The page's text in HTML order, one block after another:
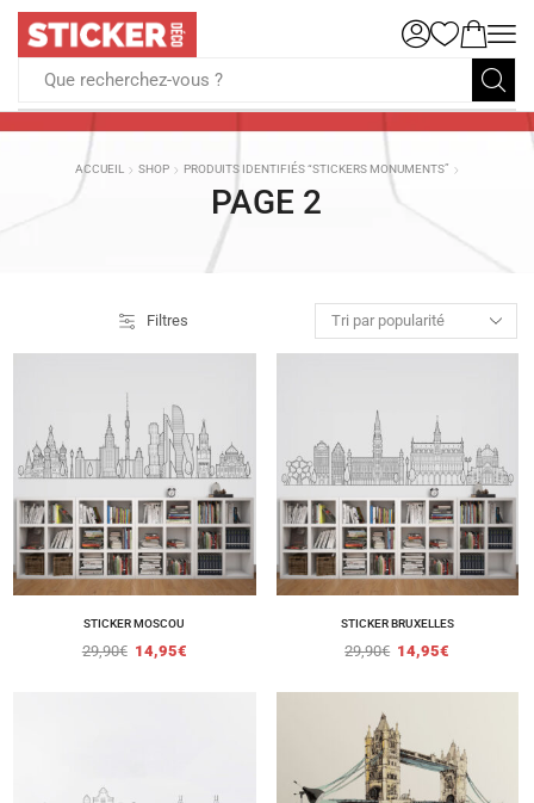
Que recherchez-vous ?
ACCUEIL SHOP PRODUITS IDENTIFIÉS “STICKERS MONUMENTS”
PAGE 2
Filtres
STICKER MOSCOU
29,90€ 14,95€
STICKER BRUXELLES
29,90€ 14,95€